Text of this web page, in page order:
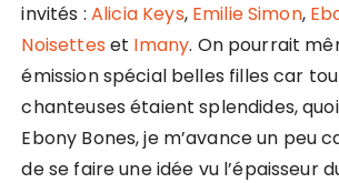
invités : Alicia Keys, Emilie Simon,
Noisettes et Imany. On pourrait
émission spécial belles filles car
chanteuses étaient splendides,
Ebony Bones, je m’avance un peu
de se faire une idée vu l’épaisseur